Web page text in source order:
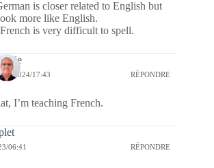
is closer related to English but
more like English.
is very difficult to spell.
01/2024/17:43 RÉPONDRE
I’m teaching French.
06:41 RÉPONDRE